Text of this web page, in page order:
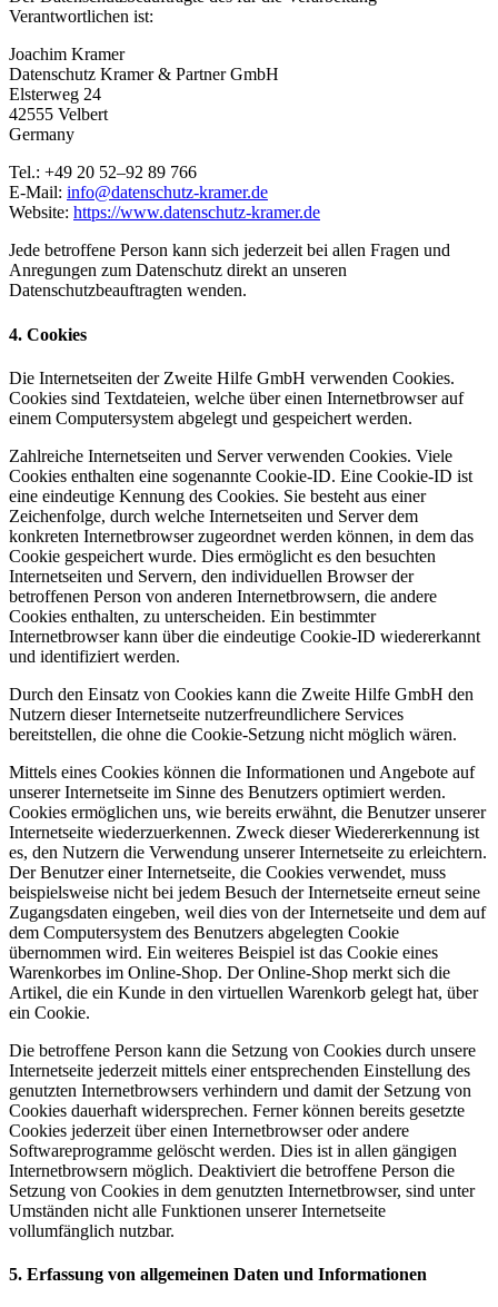
Verantwortlichen ist:
Joachim Kramer
Datenschutz Kramer & Partner GmbH
Elsterweg 24
42555 Velbert
Germany
Tel.: +49 20 52–92 89 766
E-Mail: info@datenschutz-kramer.de
Website: https://www.datenschutz-kramer.de
Jede betroffene Person kann sich jederzeit bei allen Fragen und
Anregungen zum Datenschutz direkt an unseren
Datenschutzbeauftragten wenden.
4. Cookies
Die Internetseiten der Zweite Hilfe GmbH verwenden Cookies.
Cookies sind Textdateien, welche über einen Internetbrowser auf
einem Computersystem abgelegt und gespeichert werden.
Zahlreiche Internetseiten und Server verwenden Cookies. Viele
Cookies enthalten eine sogenannte Cookie-ID. Eine Cookie-ID ist
eine eindeutige Kennung des Cookies. Sie besteht aus einer
Zeichenfolge, durch welche Internetseiten und Server dem
konkreten Internetbrowser zugeordnet werden können, in dem das
Cookie gespeichert wurde. Dies ermöglicht es den besuchten
Internetseiten und Servern, den individuellen Browser der
betroffenen Person von anderen Internetbrowsern, die andere
Cookies enthalten, zu unterscheiden. Ein bestimmter
Internetbrowser kann über die eindeutige Cookie-ID wiedererkannt
und identifiziert werden.
Durch den Einsatz von Cookies kann die Zweite Hilfe GmbH den
Nutzern dieser Internetseite nutzerfreundlichere Services
bereitstellen, die ohne die Cookie-Setzung nicht möglich wären.
Mittels eines Cookies können die Informationen und Angebote auf
unserer Internetseite im Sinne des Benutzers optimiert werden.
Cookies ermöglichen uns, wie bereits erwähnt, die Benutzer unserer
Internetseite wiederzuerkennen. Zweck dieser Wiedererkennung ist
es, den Nutzern die Verwendung unserer Internetseite zu erleichtern.
Der Benutzer einer Internetseite, die Cookies verwendet, muss
beispielsweise nicht bei jedem Besuch der Internetseite erneut seine
Zugangsdaten eingeben, weil dies von der Internetseite und dem auf
dem Computersystem des Benutzers abgelegten Cookie
übernommen wird. Ein weiteres Beispiel ist das Cookie eines
Warenkorbes im Online-Shop. Der Online-Shop merkt sich die
Artikel, die ein Kunde in den virtuellen Warenkorb gelegt hat, über
ein Cookie.
Die betroffene Person kann die Setzung von Cookies durch unsere
Internetseite jederzeit mittels einer entsprechenden Einstellung des
genutzten Internetbrowsers verhindern und damit der Setzung von
Cookies dauerhaft widersprechen. Ferner können bereits gesetzte
Cookies jederzeit über einen Internetbrowser oder andere
Softwareprogramme gelöscht werden. Dies ist in allen gängigen
Internetbrowsern möglich. Deaktiviert die betroffene Person die
Setzung von Cookies in dem genutzten Internetbrowser, sind unter
Umständen nicht alle Funktionen unserer Internetseite
vollumfänglich nutzbar.
5. Erfassung von allgemeinen Daten und Informationen